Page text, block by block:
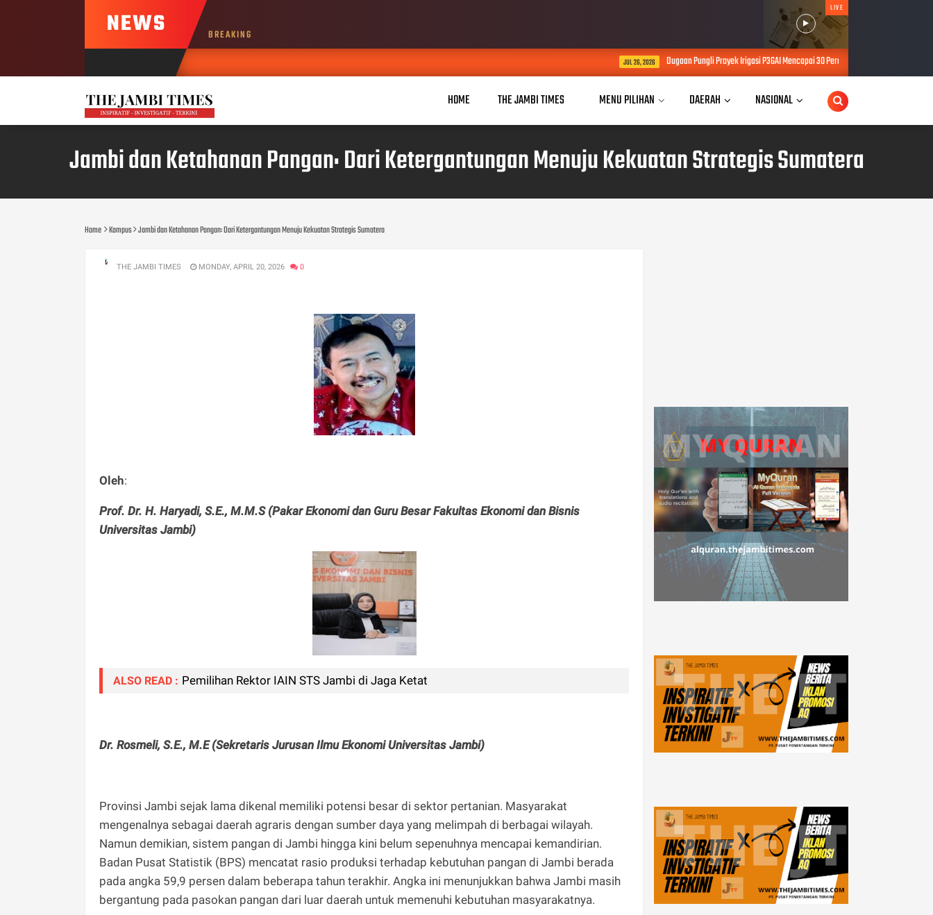
NEWS BREAKING
LIVE
Dugaan Pungli Proyek Irigasi P3GAI Mencapai 30 Percent, LSM KRAKJ Bakal Guncang BWSS VI dan Polda
HOME THE JAMBI TIMES MENU PILIHAN DAERAH NASIONAL
Jambi dan Ketahanan Pangan: Dari Ketergantungan Menuju Kekuatan Strategis Sumatera
Home Kampus Jambi dan Ketahanan Pangan: Dari Ketergantungan Menuju Kekuatan Strategis Sumatera
THE JAMBI TIMES MONDAY, APRIL 20, 2026 0
Oleh:
Prof. Dr. H. Haryadi, S.E., M.M.S (Pakar Ekonomi dan Guru Besar Fakultas Ekonomi dan Bisnis
Universitas Jambi)
ALSO READ : Pemilihan Rektor IAIN STS Jambi di Jaga Ketat
Dr. Rosmeli, S.E., M.E (Sekretaris Jurusan Ilmu Ekonomi Universitas Jambi)
Provinsi Jambi sejak lama dikenal memiliki potensi besar di sektor pertanian. Masyarakat
mengenalnya sebagai daerah agraris dengan sumber daya yang melimpah di berbagai wilayah.
Namun demikian, sistem pangan di Jambi hingga kini belum sepenuhnya mencapai kemandirian.
Badan Pusat Statistik (BPS) mencatat rasio produksi terhadap kebutuhan pangan di Jambi berada
pada angka 59,9 persen dalam beberapa tahun terakhir. Angka ini menunjukkan bahwa Jambi masih
bergantung pada pasokan pangan dari luar daerah untuk memenuhi kebutuhan masyarakatnya.